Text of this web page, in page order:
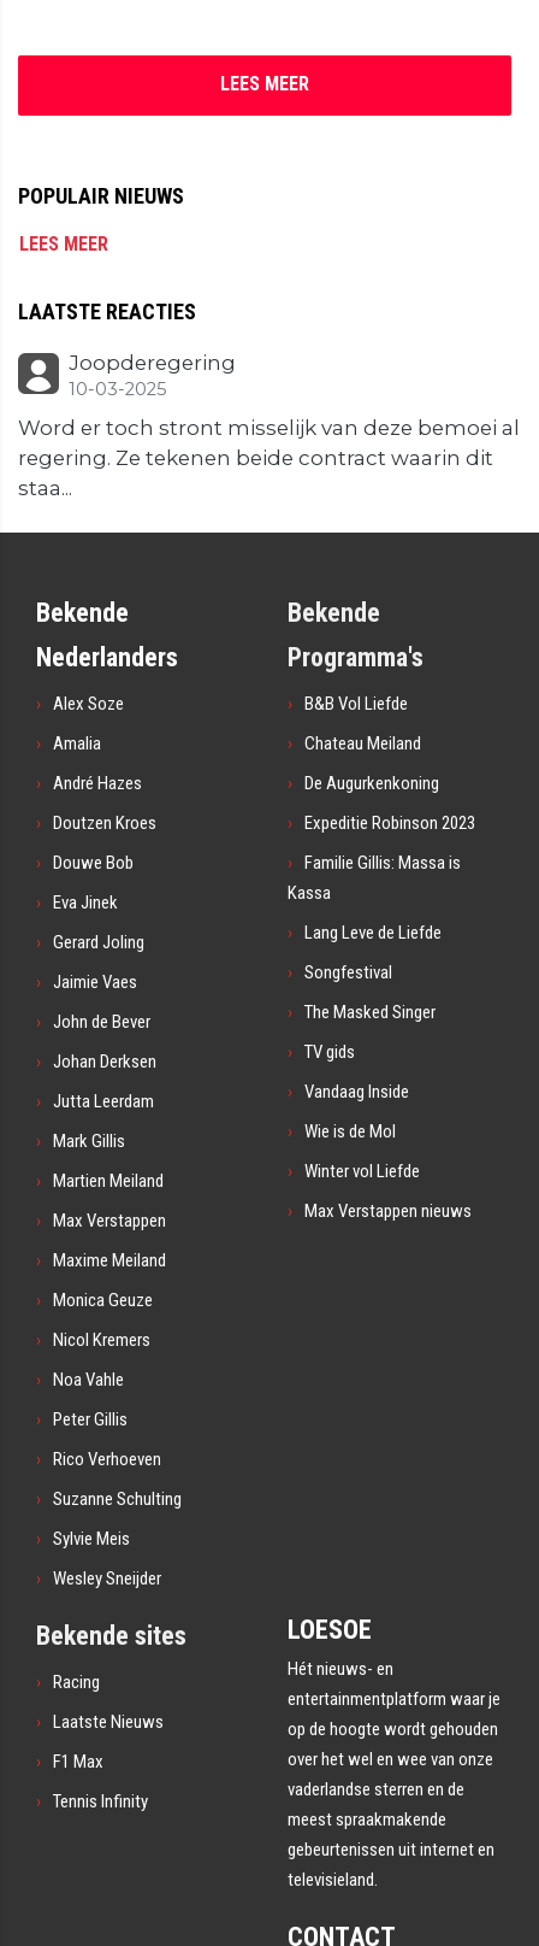
LEES MEER
POPULAIR NIEUWS
LEES MEER
LAATSTE REACTIES
Joopderegering
10-03-2025
Word er toch stront misselijk van deze bemoei al
regering. Ze tekenen beide contract waarin dit
staa...
Bekende
Nederlanders
Alex Soze
Amalia
André Hazes
Doutzen Kroes
Douwe Bob
Eva Jinek
Gerard Joling
Jaimie Vaes
John de Bever
Johan Derksen
Jutta Leerdam
Mark Gillis
Martien Meiland
Max Verstappen
Maxime Meiland
Monica Geuze
Nicol Kremers
Noa Vahle
Peter Gillis
Rico Verhoeven
Suzanne Schulting
Sylvie Meis
Wesley Sneijder
Bekende
Programma's
B&B Vol Liefde
Chateau Meiland
De Augurkenkoning
Expeditie Robinson 2023
Familie Gillis: Massa is
Kassa
Lang Leve de Liefde
Songfestival
The Masked Singer
TV gids
Vandaag Inside
Wie is de Mol
Winter vol Liefde
Max Verstappen nieuws
Bekende sites
Racing
Laatste Nieuws
F1 Max
Tennis Infinity
LOESOE
Hét nieuws- en
entertainmentplatform waar je
op de hoogte wordt gehouden
over het wel en wee van onze
vaderlandse sterren en de
meest spraakmakende
gebeurtenissen uit internet en
televisieland.
CONTACT